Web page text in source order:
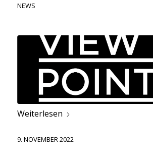
NEWS
Weiterlesen
9. NOVEMBER 2022